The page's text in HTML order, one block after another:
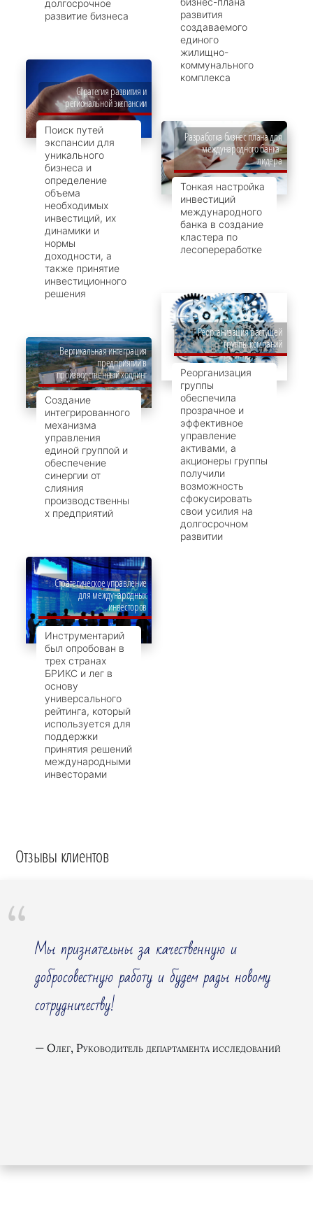
долгосрочное
развитие бизнеса
развития
создаваемого
единого
жилищно-
коммунального
комплекса
Стратегия развития и
региональной экспансии
Поиск путей
экспансии для
уникального
бизнеса и
определение
объема
необходимых
инвестиций, их
динамики и
нормы
доходности, а
также принятие
инвестиционного
решения
Разработка бизнес плана для
международного банка-
лидера
Тонкая настройка
инвестиций
международного
банка в создание
кластера по
лесопереработке
Реорганизация растущей
группы компаний
Реорганизация
группы
обеспечила
прозрачное и
эффективное
управление
активами, а
акционеры группы
получили
возможность
сфокусировать
свои усилия на
долгосрочном
развитии
Вертикальная интеграция
предприятий в
производственный холдинг
Создание
интегрированного
механизма
управления
единой группой и
обеспечение
синергии от
слияния
производственны
х предприятий
Стратегическое управление
для международных
инвесторов
Инструментарий
был опробован в
трех странах
БРИКС и лег в
основу
универсального
рейтинга, который
используется для
поддержки
принятия решений
международными
инвесторами
Отзывы клиентов
Мы признательны за качественную и
добросовестную работу и будем рады новому
сотрудничеству!
Олег, Руководитель департамента исследований